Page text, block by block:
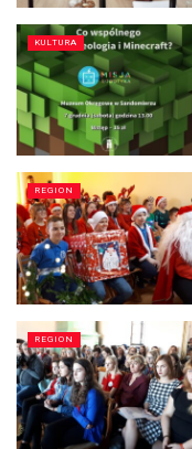
KULTURA
REGION
REGION